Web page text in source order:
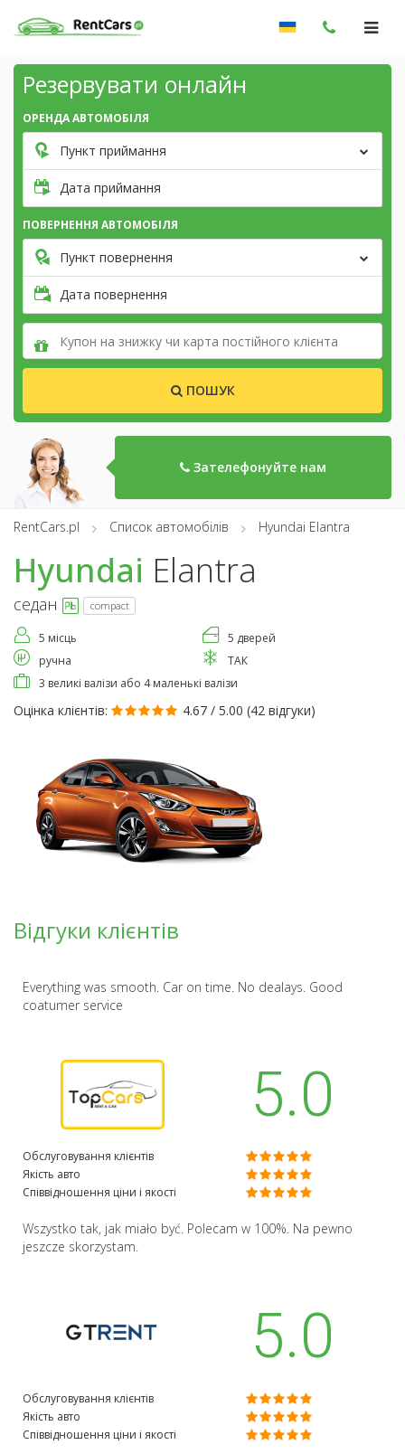
Резервувати онлайн
ОРЕНДА АВТОМОБІЛЯ
Пункт приймання
Дата приймання
ПОВЕРНЕННЯ АВТОМОБІЛЯ
Пункт повернення
Дата повернення
ПОШУК
Зателефонуйте нам
RentCars.pl Список автомобілів Hyundai Elantra
Hyundai Elantra
седан compact
5 місць
5 дверей
ручна
ТАК
3 великі валізи або 4 маленькі валізи
Оцінка клієнтів: 4.67 / 5.00 (42 відгуки)
Відгуки клієнтів
Everything was smooth. Car on time. No dealays. Good
coatumer service
5.0
Обслуговування клієнтів
Якість авто
Співвідношення ціни і якості
Wszystko tak, jak miało być. Polecam w 100%. Na pewno
jeszcze skorzystam.
5.0
Обслуговування клієнтів
Якість авто
Співвідношення ціни і якості